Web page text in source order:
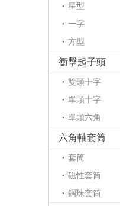
星型
一字
方型
衝擊起子頭
雙頭十字
單頭十字
單頭六角
六角軸套筒
套筒
磁性套筒
鋼珠套筒